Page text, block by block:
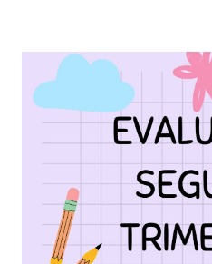
Esperamos sean de gran utilidad
mucho entusiasmo
grandioso material. Recordamos
únicamente lo compartimos con
en nuestra labor como agentes
Examen aquí 👇👇 Evaluación